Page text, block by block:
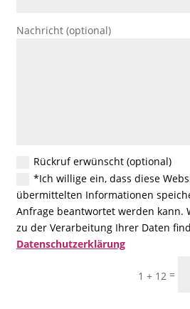
Nachricht (optional)
Rückruf erwünscht (optional)
*Ich willige ein, dass diese
übermittelten Informationen
Anfrage beantwortet werden kann.
zu der Verarbeitung Ihrer Daten
Datenschutzerklärung
1 + 12 =